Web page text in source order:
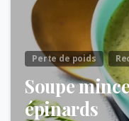
Perte de poids
Soupe
épinards